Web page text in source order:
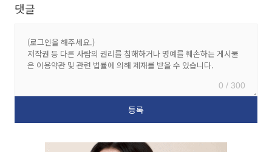
댓글
0 / 300